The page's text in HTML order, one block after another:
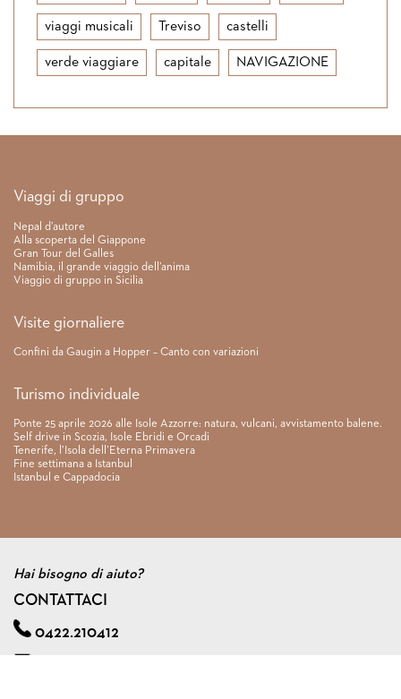
viaggi musicali Treviso castelli
verde viaggiare capitale NAVIGAZIONE
Link rapidi
Viaggi di gruppo
Nepal d’autore
Alla scoperta del Giappone
Gran Tour del Galles
Namibia, il grande viaggio dell’anima
Viaggio di gruppo in Sicilia
Visite giornaliere
Confini da Gaugin a Hopper – Canto con variazioni
Turismo individuale
Ponte 25 aprile 2026 alle Isole Azzorre: natura, vulcani, avvistamento balene.
Self drive in Scozia, Isole Ebridi e Orcadi
Tenerife, l’Isola dell’Eterna Primavera
Fine settimana a Istanbul
Istanbul e Cappadocia
Hai bisogno di aiuto?
CONTATTACI
0422.210412